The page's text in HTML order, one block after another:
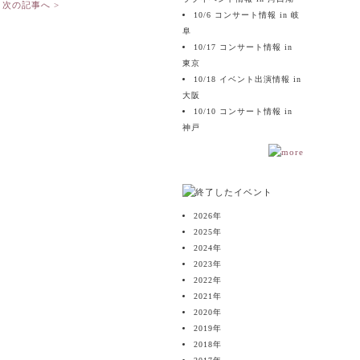
次の記事へ >
10/6 コンサート情報 in 岐
阜
10/17 コンサート情報 in
東京
10/18 イベント出演情報 in
大阪
10/10 コンサート情報 in
神戸
2026年
2025年
2024年
2023年
2022年
2021 年
2020年
2019年
2018年